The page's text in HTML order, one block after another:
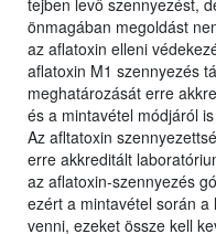
tejben levő szennyezést,
önmagában megoldást
az aflatoxin elleni
aflatoxin M1 szennyezés
meghatározását erre
és a mintavétel módjáról
Az afltatoxin
erre akkreditált
az aflatoxin-szennyezés
ezért a mintavétel során
venni, ezeket össze kell